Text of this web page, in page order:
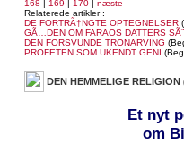
168 | 169 | 170 | næste
Relaterede artikler :
DE FORTRÃ†NGTE OPTEGNELSER
GÃ…DEN OM FARAOS DATTERS
DEN FORSVUNDE TRONARVING
PROFETEN SOM UKENDT GENI
DEN HEMMELIGE RELIGION
Et nyt
om